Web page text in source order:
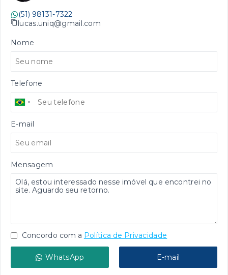
(51) 98131-7322
lucas.uniq@gmail.com
Nome
Telefone
E-mail
Mensagem
Concordo com a Política de Privacidade
WhatsApp E-mail